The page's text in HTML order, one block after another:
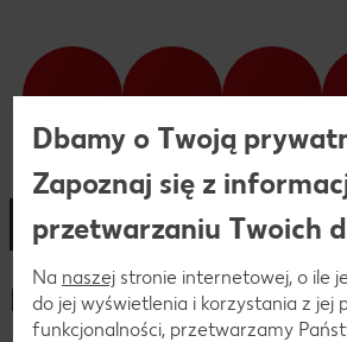
Proces rekrutacji
Dbamy o Twoją
Zapoznaj się z
przetwarzaniu Twoich
Na naszej stronie internetowej, o ile
do jej wyświetlenia i korzystania z jej
funkcjonalności, przetwarzamy